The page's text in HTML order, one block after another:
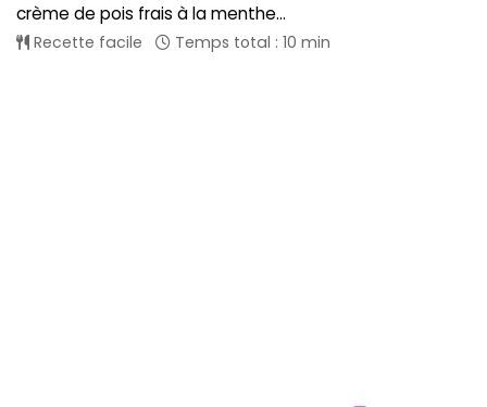
crème de pois frais à la menthe...
Recette facile Temps total : 10 min